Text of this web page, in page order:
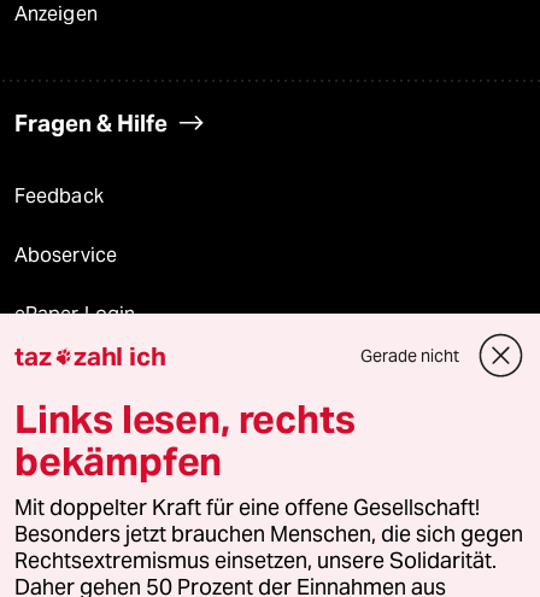
Anzeigen
Fragen & Hilfe
Feedback
Aboservice
ePaper Login
Downloads für Abonnierende
© 2026 taz Verlags und Vertriebs GmbH
Alle Rechte vorbehalten. Bei rechtlichen Fragen oder für Genehmigungen
wenden Sie sich bitte an
lizenzen@taz.de
taz zahl ich Gerade nicht
Links lesen, rechts
bekämpfen
Mit doppelter Kraft für eine offene Gesellschaft!
Besonders jetzt brauchen Menschen, die sich gegen
Rechtsextremismus einsetzen, unsere Solidarität.
Daher gehen 50 Prozent der Einnahmen aus